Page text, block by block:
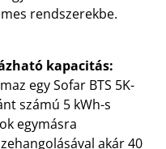
rendszerekbe.
kapacitás:
egy Sofar BTS 5K-
számú 5 kWh-s
egymásra
akár 40